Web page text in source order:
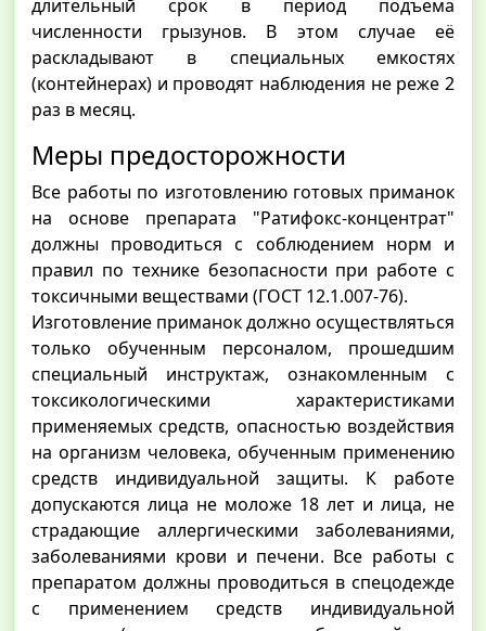
длительный срок в период подъема
численности грызунов. В этом случае её
раскладывают в специальных емкостях
(контейнерах) и проводят наблюдения не реже 2
раз в месяц.
Меры предосторожности
Все работы по изготовлению готовых приманок
на основе препарата "Ратифокс-концентрат"
должны проводиться с соблюдением норм и
правил по технике безопасности при работе с
токсичными веществами (ГОСТ 12.1.007-76).
Изготовление приманок должно осуществляться
только обученным персоналом, прошедшим
специальный инструктаж, ознакомленным с
токсикологическими характеристиками
применяемых средств, опасностью воздействия
на организм человека, обученным применению
средств индивидуальной защиты. К работе
допускаются лица не моложе 18 лет и лица, не
страдающие аллергическими заболеваниями,
заболеваниями крови и печени. Все работы с
препаратом должны проводиться в спецодежде
с применением средств индивидуальной